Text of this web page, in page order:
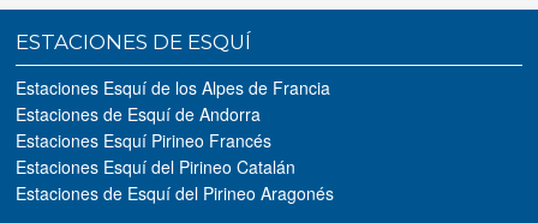
ESTACIONES DE ESQUÍ
Estaciones Esquí de los Alpes de Francia
Estaciones de Esquí de Andorra
Estaciones Esquí Pirineo Francés
Estaciones Esquí del Pirineo Catalán
Estaciones de Esquí del Pirineo Aragonés